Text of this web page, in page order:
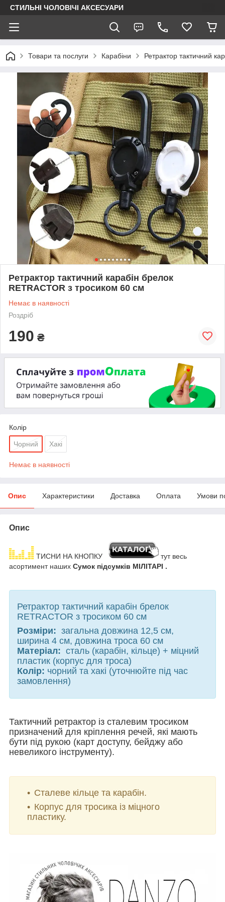
СТИЛЬНІ ЧОЛОВІЧІ АКСЕСУАРИ
Товари та послуги Карабіни Ретрактор тактичний
Ретрактор тактичний карабін брелок
RETRACTOR з тросиком 60 см
Немає в наявності
Роздріб
190 ₴
Колір
Чорний Хакі
Немає в наявності
Опис Характеристики Доставка Оплата Умови
Опис
ТИСНИ НА КНОПКУ
тут весь
асортимент наших Сумок підсумків МІЛІТАРІ .
Ретрактор тактичний карабін брелок
RETRACTOR з тросиком 60 см
Розміри: загальна довжина 12,5 см,
ширина 4 см, довжина троса 60 см
Матеріал: сталь (карабін, кільце) + міцний
пластик (корпус для троса)
Колір: чорний та хакі (уточнюйте під час
замовлення)
Тактичний ретрактор із сталевим тросиком
призначений для кріплення речей, які мають
бути під рукою (карт доступу, бейджу або
невеликого інструменту).
Сталеве кільце та карабін.
Корпус для тросика із міцного
пластику.